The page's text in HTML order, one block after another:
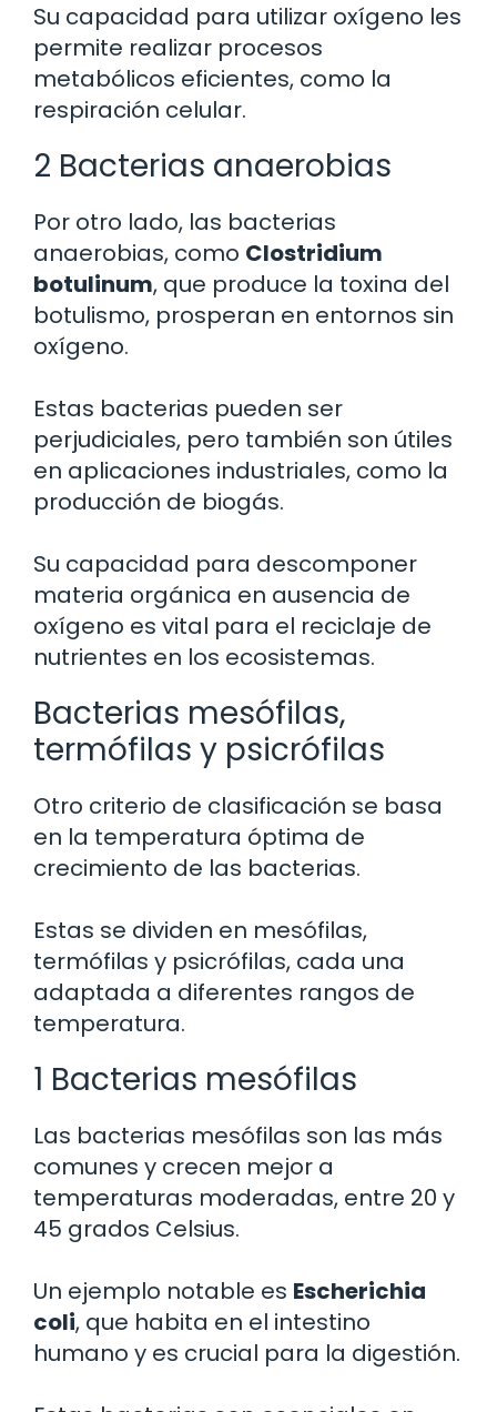
Su capacidad para utilizar oxígeno les
permite realizar procesos
metabólicos eficientes, como la
respiración celular.
2 Bacterias anaerobias
Por otro lado, las bacterias
anaerobias, como Clostridium
botulinum, que produce la toxina del
botulismo, prosperan en entornos sin
oxígeno.
Estas bacterias pueden ser
perjudiciales, pero también son útiles
en aplicaciones industriales, como la
producción de biogás.
Su capacidad para descomponer
materia orgánica en ausencia de
oxígeno es vital para el reciclaje de
nutrientes en los ecosistemas.
Bacterias mesófilas,
termófilas y psicrófilas
Otro criterio de clasificación se basa
en la temperatura óptima de
crecimiento de las bacterias.
Estas se dividen en mesófilas,
termófilas y psicrófilas, cada una
adaptada a diferentes rangos de
temperatura.
1 Bacterias mesófilas
Las bacterias mesófilas son las más
comunes y crecen mejor a
temperaturas moderadas, entre 20 y
45 grados Celsius.
Un ejemplo notable es Escherichia
coli, que habita en el intestino
humano y es crucial para la digestión.